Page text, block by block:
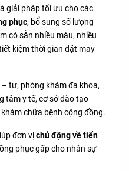
giải pháp tối ưu cho các
phục, bổ sung số lượng
có sẵn nhiều màu, nhiều
kiệm thời gian đặt may
tư, phòng khám đa khoa,
tâm y tế, cơ sở đào tạo
chữa bệnh cộng đồng.
đơn vịchủ động về tiến
phục gấp cho nhân sự